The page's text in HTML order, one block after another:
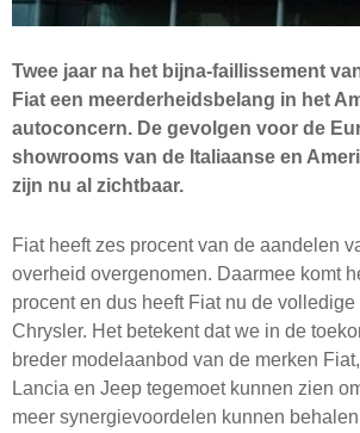
Twee jaar na het bijna-faillissement
Fiat een meerderheidsbelang in het
autoconcern. De gevolgen voor de
showrooms van de Italiaanse en
zijn nu al zichtbaar.
Fiat heeft zes procent van de aandelen
overheid overgenomen. Daarmee komt
procent en dus heeft Fiat nu de
Chrysler. Het betekent dat we in de
breder modelaanbod van de merken
Lancia en Jeep tegemoet kunnen zien
meer synergievoordelen kunnen